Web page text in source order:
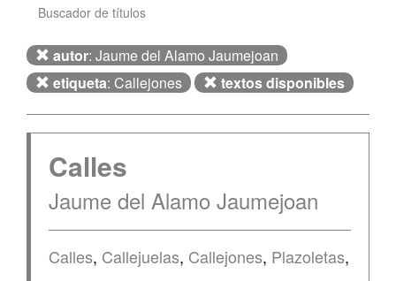
Buscador de títulos
autor: Jaume del Alamo Jaumejoan
etiqueta: Callejones textos disponibles
Calles
Jaume del Alamo Jaumejoan
Calles, Callejuelas, Callejones, Plazoletas,